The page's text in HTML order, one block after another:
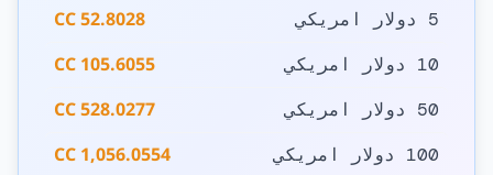
5 دولار امريكي 52.8028 CC
10 دولار امريكي 105.6055 CC
50 دولار امريكي 528.0277 CC
100 دولار امريكي 1,056.0554 CC